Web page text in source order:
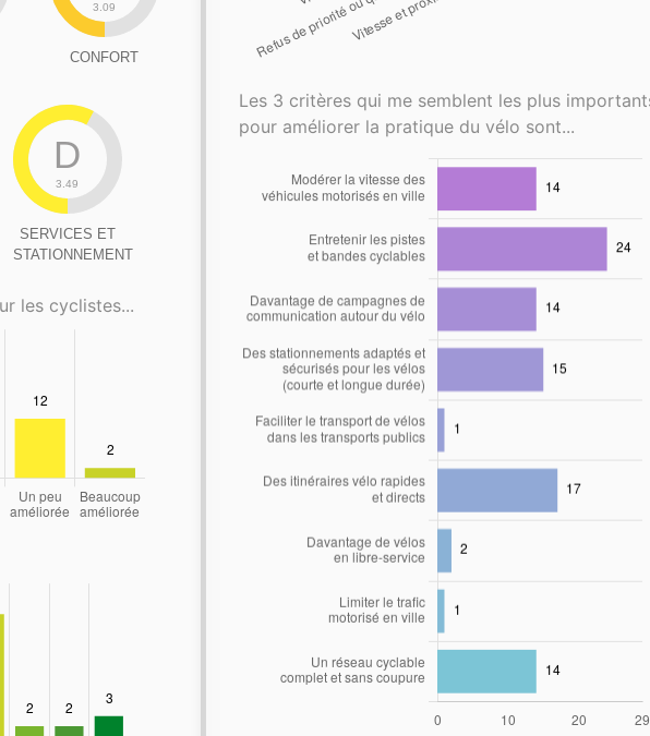
3.09
CONFORT
D
3.49
SERVICES ET
STATIONNEMENT
les cyclistes...
Les 3 critères qui me semblent les plus
pour améliorer la pratique du vélo sont...